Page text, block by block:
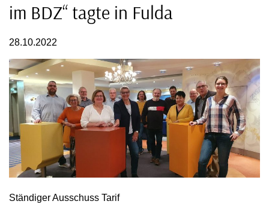
im BDZ“ tagte in Fulda
28.10.2022
Ständiger Ausschuss Tarif